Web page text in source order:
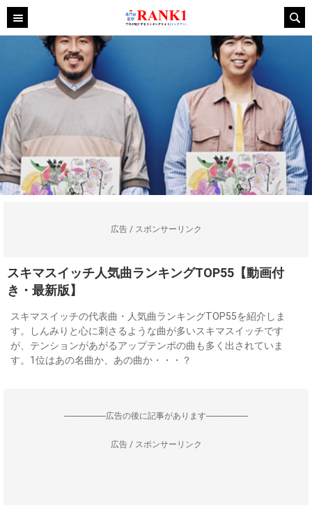
広告 / スポンサーリンク
スキマスイッチ人気曲ランキングTOP55【動画付
き・最新版】
スキマスイッチの代表曲・人気曲ランキングTOP55を紹介しま
す。しんみりと心に刺さるような曲が多いスキマスイッチです
が、テンションがあがるアップテンポの曲も多く出されていま
す。1位はあの名曲か、あの曲か・・・？
--------------------広告の後に記事があります--------------------
広告 / スポンサーリンク